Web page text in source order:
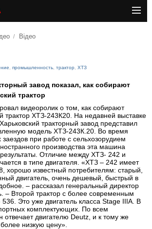
Відео
промышленность трактор ХТЗ
завод показал, как собирают
трактор
видеоролик о том, как собирают
трактор ХТЗ-243К20. На недавней выставке
тракторный завод представил
модель ХТЗ-243К.20. Во время
при работе с сельхозорудием
производства эта машина
Отличие между ХТЗ- 242 и
в типе двигателя. «ХТЗ – 242 имеет
хорошо известный потребителям: старый,
двигатель, очень дешевый, быстрый в
– рассказал генеральный директор
– Второй трактор с более современным
Это уже двигатель класса Stage IIIA. В
комплектующих. По всем
отвечает двигателю Deutz, и к тому же
низкую цену».